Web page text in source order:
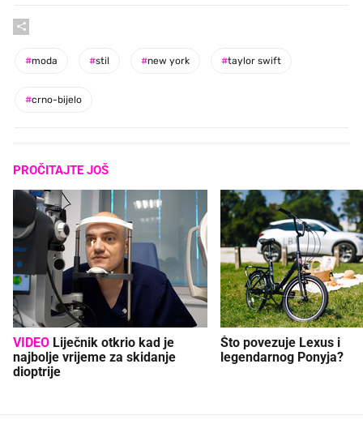
#moda #stil #new york #taylor swift
#crno-bijelo
PROČITAJTE JOŠ
VIDEO
najbolje vrijeme za skidanje
dioptrije
Što povezuje Lexus i
legendarnog Ponyja?